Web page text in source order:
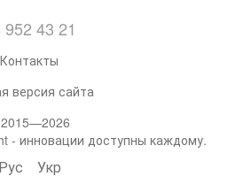
952 43 21
Контакты
версия сайта
- инновации доступны каждому.
Рус Укр